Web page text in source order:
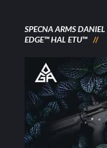
SPECNA ARMS
EDGE™ HAL ETU™